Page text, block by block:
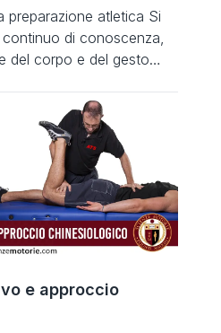
preparazione atletica Si
di conoscenza,
del corpo e del gesto
Come si inserisce il
della preparazione
sulle capacità
misura il metodo […]
e approccio